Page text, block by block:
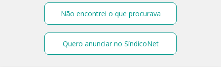
Não encontrei o que procurava
Quero anunciar no SíndicoNet